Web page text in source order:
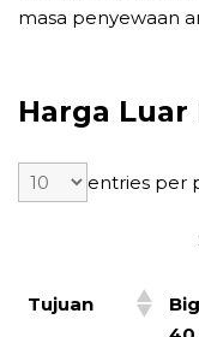
masa penyewaan
Harga Luar
entries per
Tujuan